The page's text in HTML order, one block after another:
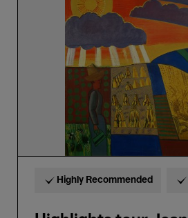
Brusselmans
Highly Recommended